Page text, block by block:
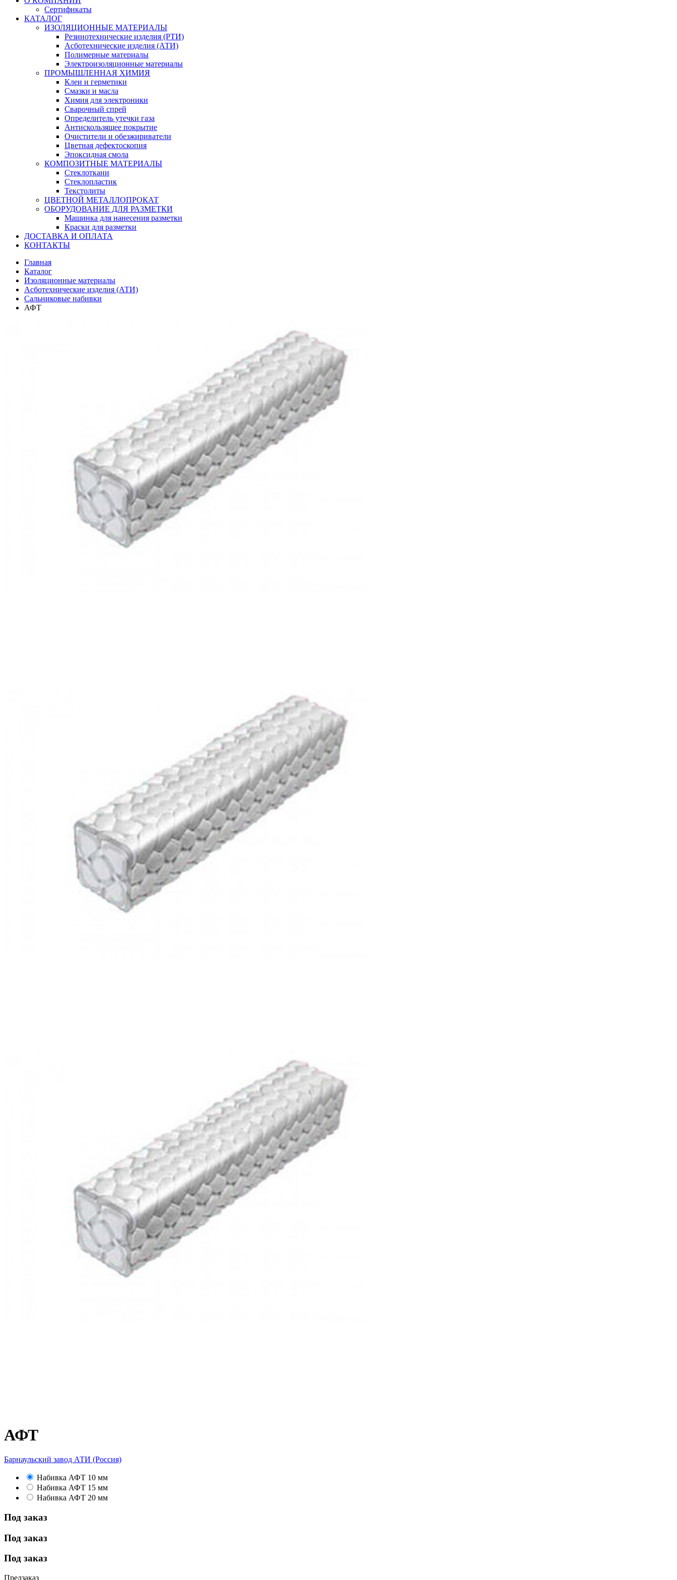
Сертификаты
КАТАЛОГ
ИЗОЛЯЦИОННЫЕ МАТЕРИАЛЫ
Резинотехнические изделия (РТИ)
Асботехнические изделия (АТИ)
Полимерные материалы
Электроизоляционные материалы
ПРОМЫШЛЕННАЯ ХИМИЯ
Клеи и герметики
Смазки и масла
Химия для электроники
Сварочный спрей
Определитель утечки газа
Антискользящее покрытие
Очистители и обезжириватели
Цветная дефектоскопия
Эпоксидная смола
КОМПОЗИТНЫЕ МАТЕРИАЛЫ
Стеклоткани
Стеклопластик
Текстолиты
ЦВЕТНОЙ МЕТАЛЛОПРОКАТ
ОБОРУДОВАНИЕ ДЛЯ РАЗМЕТКИ
Машинка для нанесения разметки
Краски для разметки
ДОСТАВКА И ОПЛАТА
КОНТАКТЫ
Главная
Каталог
Изоляционные материалы
Асботехнические изделия (АТИ)
Сальниковые набивки
АФТ
АФТ
Барнаульский завод АТИ (Россия)
Набивка АФТ 10 мм
Набивка АФТ 15 мм
Набивка АФТ 20 мм
Под заказ
Под заказ
Под заказ
Предзаказ